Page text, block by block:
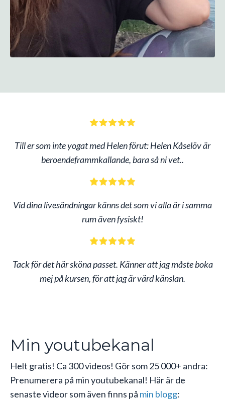
Till er som inte yogat med Helen förut: Helen Kåselöv är
beroendeframmkallande, bara så ni vet..
Vid dina livesändningar känns det som vi alla är i samma
rum även fysiskt!
Tack för det här sköna passet. Känner att jag måste boka
mej på kursen, för att jag är värd känslan.
Min youtubekanal
Helt gratis! Ca 300 videos! Gör som 25 000+ andra:
Prenumerera på min youtubekanal! Här är de
senaste videor som även finns på min blogg: